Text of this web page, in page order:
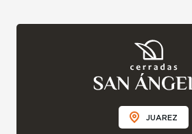
JUAREZ